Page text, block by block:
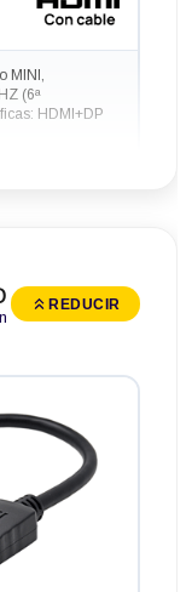
MINI,
(6ª
HDMI+DP
2GB en
3.60 GHZ
REDUCIR